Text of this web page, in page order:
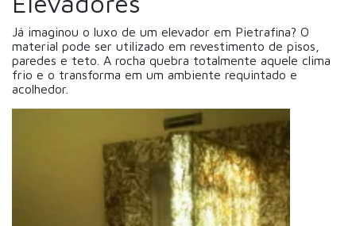
Já imaginou o luxo de um elevador em Pietrafina? O
material pode ser utilizado em revestimento de pisos,
paredes e teto. A rocha quebra totalmente aquele clima
frio e o transforma em um ambiente requintado e
acolhedor.